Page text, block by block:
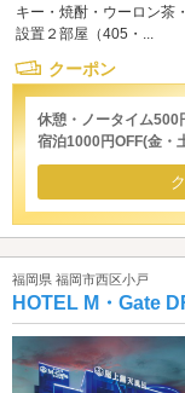
キー・焼酎・ウーロン
設置２部屋（405・...
クーポン
休憩・ノータイム500
宿泊1000円OFF(金・
福岡県 福岡市西区小戸
HOTEL M・Gate